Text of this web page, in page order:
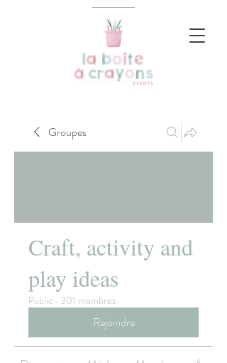
Groupes
Craft, activity and
play ideas
Public · 301 membres
Rejoindre